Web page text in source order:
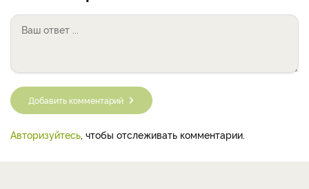
Добавить комментарий
Авторизуйтесь, чтобы отслеживать комментарии.